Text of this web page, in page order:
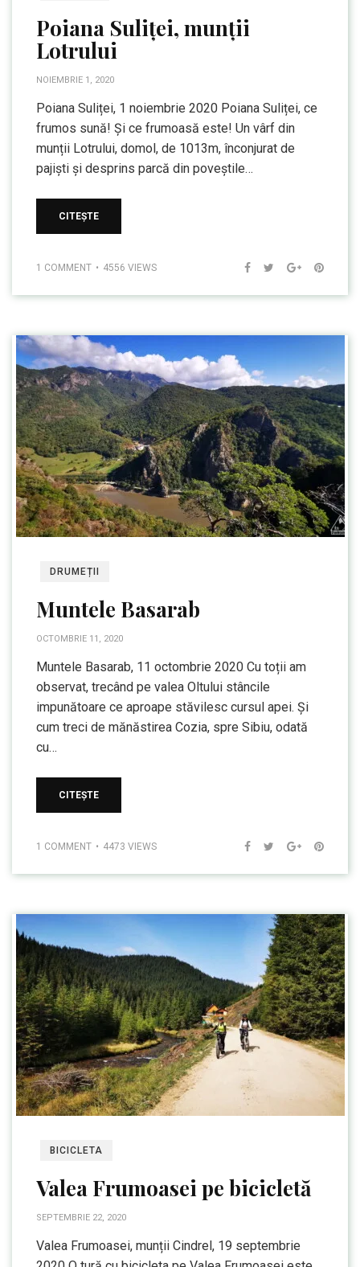
Poiana Suliței, munții
Lotrului
NOIEMBRIE 1, 2020
Poiana Suliței, 1 noiembrie 2020 Poiana Suliței, ce
frumos sună! Și ce frumoasă este! Un vârf din
munții Lotrului, domol, de 1013m, înconjurat de
pajiști și desprins parcă din poveștile…
CITEȘTE
1 COMMENT 4556 VIEWS
DRUMEȚII
Muntele Basarab
OCTOMBRIE 11, 2020
Muntele Basarab, 11 octombrie 2020 Cu toții am
observat, trecând pe valea Oltului stâncile
impunătoare ce aproape stăvilesc cursul apei. Și
cum treci de mănăstirea Cozia, spre Sibiu, odată
cu…
CITEȘTE
1 COMMENT 4473 VIEWS
BICICLETA
Valea Frumoasei pe bicicletă
SEPTEMBRIE 22, 2020
Valea Frumoasei, munții Cindrel, 19 septembrie